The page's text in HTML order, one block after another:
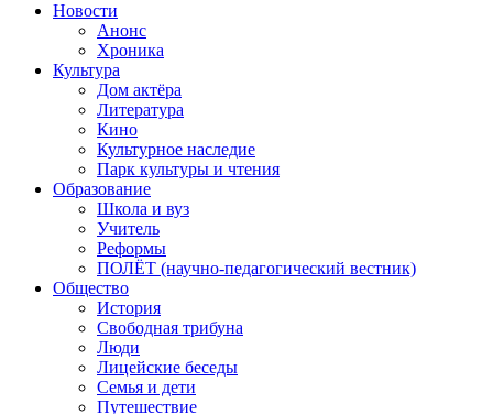
Новости
Анонс
Хроника
Культура
Дом актёра
Литература
Кино
Культурное наследие
Парк культуры и чтения
Образование
Школа и вуз
Учитель
Реформы
ПОЛЁТ (научно-педагогический вестник)
Общество
История
Свободная трибуна
Люди
Лицейские беседы
Семья и дети
Путешествие